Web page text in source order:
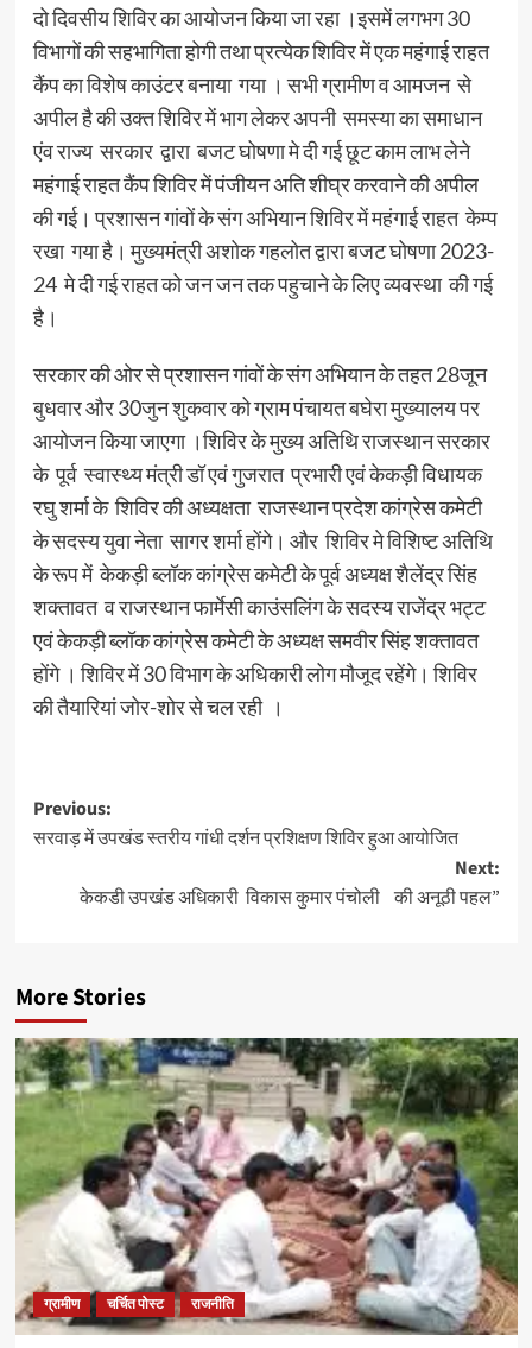
दो दिवसीय शिविर का आयोजन किया जा रहा ।इसमें लगभग 30
विभागों की सहभागिता होगी तथा प्रत्येक शिविर में एक महंगाई राहत
कैंप का विशेष काउंटर बनाया गया । सभी ग्रामीण व आमजन से
अपील है की उक्त शिविर में भाग लेकर अपनी समस्या का समाधान
एंव राज्य सरकार द्वारा बजट घोषणा मे दी गई छूट काम लाभ लेने
महंगाई राहत कैंप शिविर में पंजीयन अति शीघ्र करवाने की अपील
की गई। प्रशासन गांवों के संग अभियान शिविर में महंगाई राहत केम्प
रखा गया है। मुख्यमंत्री अशोक गहलोत द्वारा बजट घोषणा 2023-
24 मे दी गई राहत को जन जन तक पहुचाने के लिए व्यवस्था की गई
है।
सरकार की ओर से प्रशासन गांवों के संग अभियान के तहत 28जून
बुधवार और 30जुन शुकवार को ग्राम पंचायत बघेरा मुख्यालय पर
आयोजन किया जाएगा ।शिविर के मुख्य अतिथि राजस्थान सरकार
के पूर्व स्वास्थ्य मंत्री डॉ एवं गुजरात प्रभारी एवं केकड़ी विधायक
रघु शर्मा के शिविर की अध्यक्षता राजस्थान प्रदेश कांग्रेस कमेटी
के सदस्य युवा नेता सागर शर्मा होंगे। और शिविर मे विशिष्ट अतिथि
के रूप में केकड़ी ब्लॉक कांग्रेस कमेटी के पूर्व अध्यक्ष शैलेंद्र सिंह
शक्तावत व राजस्थान फार्मेसी काउंसलिंग के सदस्य राजेंद्र भट्ट
एवं केकड़ी ब्लॉक कांग्रेस कमेटी के अध्यक्ष समवीर सिंह शक्तावत
होंगे । शिविर में 30 विभाग के अधिकारी लोग मौजूद रहेंगे। शिविर
की तैयारियां जोर-शोर से चल रही ।
Previous:
सरवाड़ में उपखंड स्तरीय गांधी दर्शन प्रशिक्षण शिविर हुआ आयोजित
Next:
केकडी उपखंड अधिकारी विकास कुमार पंचोली की अनूठी पहल”
More Stories
ग्रामीण चर्चित पोस्ट राजनीति